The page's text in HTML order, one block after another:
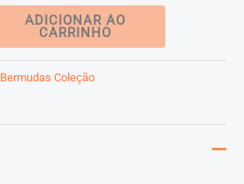
ADICIONAR AO
CARRINHO
Bermudas Coleção